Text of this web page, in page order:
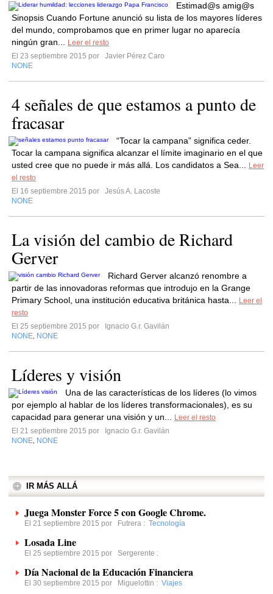
Estimad@s amig@s
Sinopsis Cuando Fortune anunció su lista de los mayores líderes
del mundo, comprobamos que en primer lugar no aparecía
ningún gran...
Leer el resto
El 23 septiembre 2015 por
Javier Pérez Caro
NONE
4 señales de que estamos a punto de
fracasar
“Tocar la campana” significa ceder.
Tocar la campana significa alcanzar el límite imaginario en el que
usted cree que no puede ir más allá. Los candidatos a Sea...
Leer
el resto
El 16 septiembre 2015 por
Jesús A. Lacoste
NONE
La visión del cambio de Richard
Gerver
Richard Gerver alcanzó renombre a
partir de las innovadoras reformas que introdujo en la Grange
Primary School, una institución educativa británica hasta...
Leer el
resto
El 25 septiembre 2015 por
Ignacio G.r. Gavilán
NONE NONE
Líderes y visión
Una de las características de los líderes (lo vimos
por ejemplo al hablar de los líderes transformacionales), es su
capacidad para generar una visión y un...
Leer el resto
El 21 septiembre 2015 por
Ignacio G.r. Gavilán
NONE NONE
IR MÁS ALLÁ
Juega Monster Force 5 con Google Chrome.
El 21 septiembre 2015 por Futrera : Tecnología
Losada Line
El 25 septiembre 2015 por Sergerente :
Día Nacional de la Educación Financiera
El 30 septiembre 2015 por Miguelottin : Viajes